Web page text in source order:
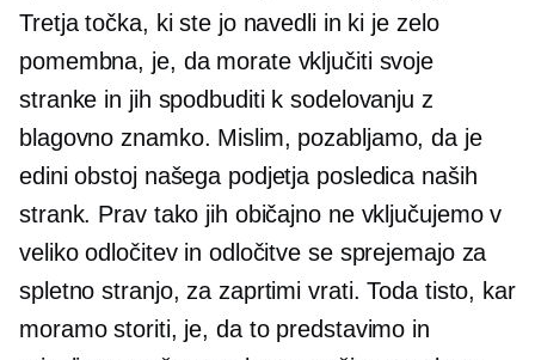
Tretja točka, ki ste jo navedli in ki je zelo
pomembna, je, da morate vključiti svoje
stranke in jih spodbuditi k sodelovanju z
blagovno znamko. Mislim, pozabljamo, da je
edini obstoj našega podjetja posledica naših
strank. Prav tako jih običajno ne vključujemo v
veliko odločitev in odločitve se sprejemajo za
spletno stranjo, za zaprtimi vrati. Toda tisto, kar
moramo storiti, je, da to predstavimo in